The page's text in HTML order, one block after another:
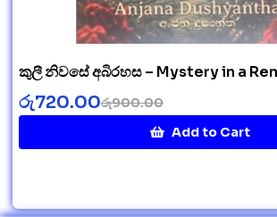
කුලී නිවසේ අබිරහස – Mystery in a
රු900.00
රු720.00
Add to Cart